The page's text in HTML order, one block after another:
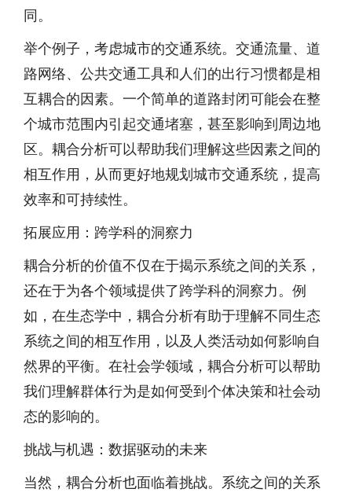
同。
举个例子，考虑城市的交通系统。交通流量、道
路网络、公共交通工具和人们的出行习惯都是相
互耦合的因素。一个简单的道路封闭可能会在整
个城市范围内引起交通堵塞，甚至影响到周边地
区。耦合分析可以帮助我们理解这些因素之间的
相互作用，从而更好地规划城市交通系统，提高
效率和可持续性。
拓展应用：跨学科的洞察力
耦合分析的价值不仅在于揭示系统之间的关系，
还在于为各个领域提供了跨学科的洞察力。例
如，在生态学中，耦合分析有助于理解不同生态
系统之间的相互作用，以及人类活动如何影响自
然界的平衡。在社会学领域，耦合分析可以帮助
我们理解群体行为是如何受到个体决策和社会动
态的影响的。
挑战与机遇：数据驱动的未来
当然，耦合分析也面临着挑战。系统之间的关系